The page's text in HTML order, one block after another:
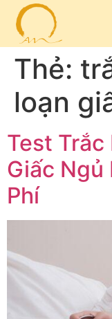
Thẻ:
loạn
Test Trắc
Giấc Ngủ
Phí